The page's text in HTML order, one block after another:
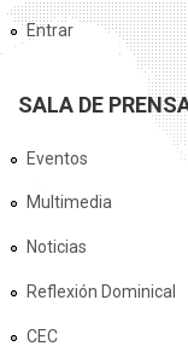
Entrar
SALA DE
Eventos
Multimedia
Noticias
Reflexión Dominical
CEC